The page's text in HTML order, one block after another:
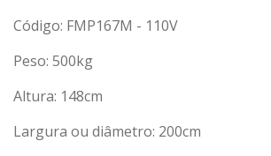
Código: FMP167M - 110V
Peso: 500kg
Altura: 148cm
Largura ou diâmetro: 200cm